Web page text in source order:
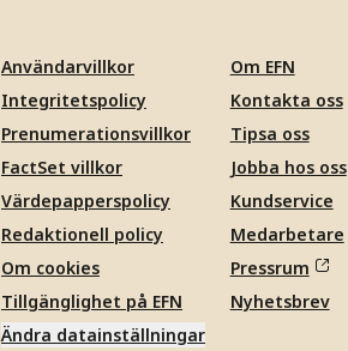
Användarvillkor
Integritetspolicy
Prenumerationsvillkor
FactSet villkor
Värdepapperspolicy
Redaktionell policy
Om cookies
Tillgänglighet på EFN
Ändra datainställningar
Om EFN
Kontakta oss
Tipsa oss
Jobba hos oss
Kundservice
Medarbetare
Pressrum
Nyhetsbrev